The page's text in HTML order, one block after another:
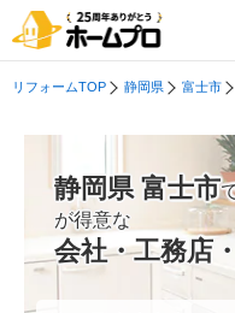
リフォームTOP 静岡県 富士市
静岡県 富士市
が得意な
会社・工務店